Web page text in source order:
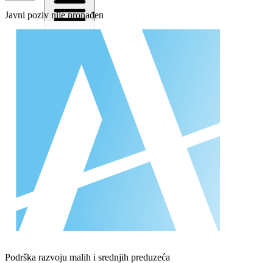
Javni poziv nije pronađen
Podrška razvoju malih i srednjih preduzeća